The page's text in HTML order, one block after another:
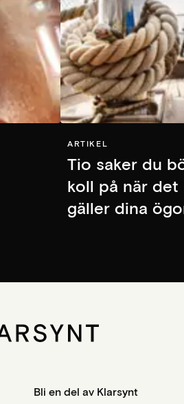
ARTIKEL
Tio saker du
koll på när det
gäller dina
Bli en del av Klarsynt